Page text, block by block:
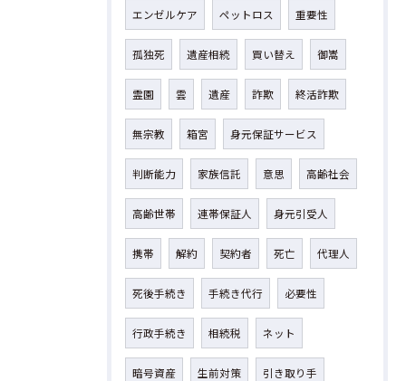
エンゼルケア ペットロス 重要性
孤独死 遺産相続 買い替え 御嵩
霊園 雲 遺産 詐欺 終活詐欺
無宗教 箱宮 身元保証サービス
判断能力 家族信託 意思 高齢社会
高齢世帯 連帯保証人 身元引受人
携帯 解約 契約者 死亡 代理人
死後手続き 手続き代行 必要性
行政手続き 相続税 ネット
暗号資産 生前対策 引き取り手